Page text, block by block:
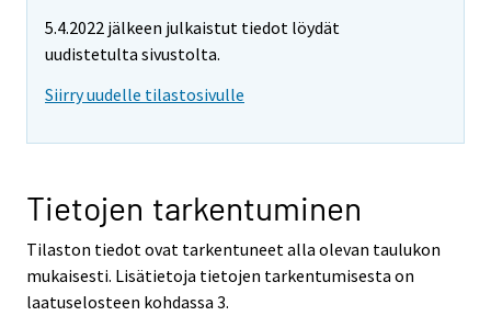
5.4.2022 jälkeen julkaistut tiedot löydät
uudistetulta sivustolta.
Siirry uudelle tilastosivulle
Tietojen tarkentuminen
Tilaston tiedot ovat tarkentuneet alla olevan taulukon
mukaisesti. Lisätietoja tietojen tarkentumisesta on
laatuselosteen kohdassa 3.